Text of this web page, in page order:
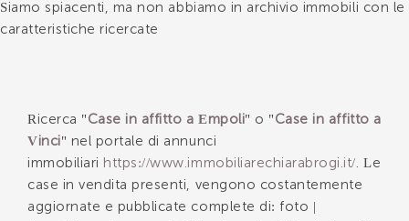
Siamo spiacenti, ma non abbiamo in archivio immobili con le
caratteristiche ricercate
Ricerca " Case in affitto a Empoli" o " Case in affitto a
Vinci" nel portale di annunci
immobiliari https://www.immobiliarechiarabrogi.it/. Le
case in vendita presenti, vengono costantemente
aggiornate e pubblicate complete di: foto |
*Il tuo nome